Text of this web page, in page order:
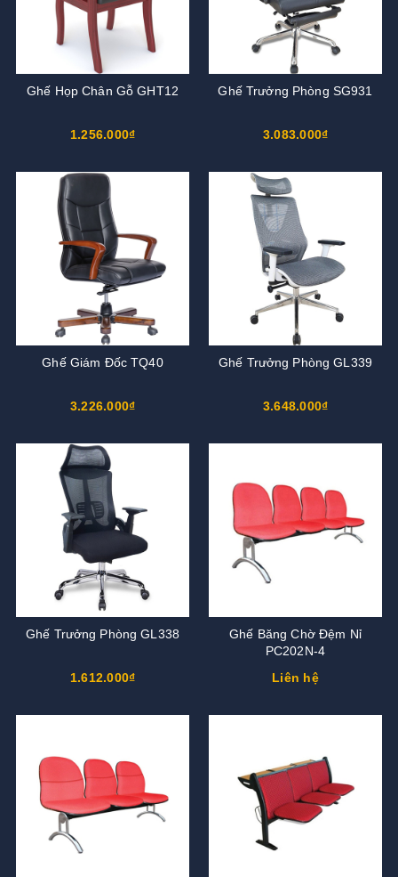
Ghế Họp Chân Gỗ GHT12
1.256.000₫
Ghế Trưởng Phòng SG931
3.083.000₫
Ghế Giám Đốc TQ40
3.226.000₫
Ghế Trưởng Phòng GL339
3.648.000₫
Ghế Trưởng Phòng GL338
1.612.000₫
Ghế Băng Chờ Đệm Nỉ
PC202N-4
Liên hệ